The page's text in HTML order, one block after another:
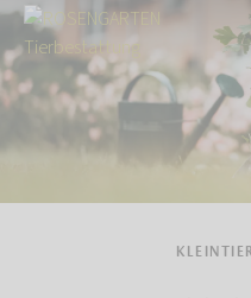
Start Tierbestattung